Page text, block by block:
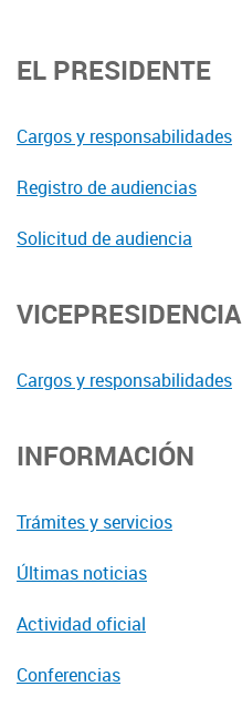
EL PRESIDENTE
Cargos y responsabilidades
Registro de audiencias
Solicitud de audiencia
VICEPRESIDENCIA
Cargos y responsabilidades
INFORMACIÓN
Trámites y servicios
Últimas noticias
Actividad oficial
Conferencias